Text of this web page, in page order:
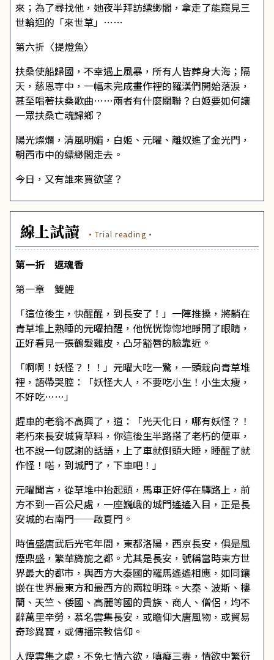
來；為了尋找他，她夜半拜訪縹緲閣，拿走了能窺見三
世輪迴的「來世草」……
第六折〈提燈魚〉
扶桑使船歸國，不幸遇上風暴，所有人皆葬身大海；隔
天，慈恩寺中，一幅未完成畫作裡的羅漢們開始落淚，
甚至唱著扶桑歌曲……兩者有什麼關聯？白姬要如何讓
一眾扶桑亡魂歸鄉？
陽光燦爛，清風明媚，白姬、元曜、離奴進了金光門，
朝西市中的縹緲閣走去。
今日，又有誰來買欲望？
線上試讀 ·Trial reading·
第一折 返魂香
第一章 雙鯉
「這位後生，快醒醒，到長安了！」一陣推搡，將躺在
青草堆上熟睡的元曜拍醒，他恍恍惚惚地睜開了眼睛，
正好看見一張鶴髮雞皮，凸牙豁唇的臉靠近。
「啊啊！妖怪？！！」元曜大吃一驚，一頭栽向青草堆
裡，語帶哭腔：「妖怪大人，不要吃小生！小生太瘦，
不好吃……」
趕車的老翁不高興了，道：「光天化日，哪有妖怪？！
老朽來長安城貨草料，你這後生半路搭了老朽的便車，
也不說一句感謝的話語，上了車就倒頭大睡，睡醒了就
作怪！喏，到城門了，下車吧！」
元曜聞言，從草堆中抬起頭，馬車正好停在驛路上，前
方不到一百公尺處，一座巍峨的城門遙遙入目，正是長
安城的右南門──啟夏門。
時值盛唐武后光宅年間，東都洛陽，西京長安，俱是風
煙鼎盛，繁華旖旎之都。尤其是長安，號稱當時東方世
界最大的都市，與西方大秦國的羅馬遙遙相應，如同鑲
嵌在世界最東方和最西方的兩粒明珠。大秦、波斯、樓
蘭、天竺、倭國、高麗等國的貴族、商人、僧侶，均不
辭萬里辛勞，慕名雲集長安，或瞻仰大唐風物，或貿易
奇珍異寶，或傳播宗教信仰。
人煙雲集之處，不免七情六欲，嗔癡三毒，情欲中繁衍